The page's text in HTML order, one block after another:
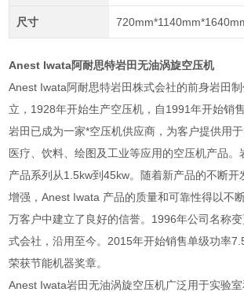
尺寸
Anest Iwata阿耐思特岩田无油涡旋空压机
Anest Iwata阿耐思特岩田株式会社的前身岩田
立，1928年开始生产空压机，自1991年开始销
岩田已成为一家*空压机供应商，为客户提供用于
医疗、饮料、绘图及工业等应用的空压机产品。
产品系列从1.5kw到45kw。随着新产品的不断开
增强，Anest Iwata 产品的质量和可靠性得以不
万客户中建立了良好的信誉。1996年公司名称
式会社，沿用至今。2015年开始销售单级功率
荣获节能机器奖章。
Anest Iwata岩田无油涡旋空压机广泛用于实验